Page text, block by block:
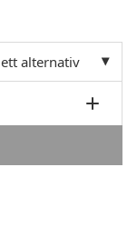
alternativ